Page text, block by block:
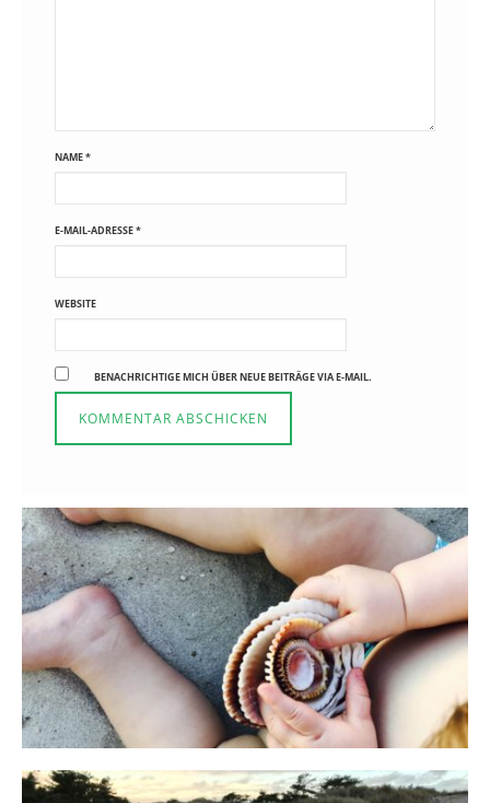
NAME*
E-MAIL-ADRESSE*
WEBSITE
BENACHRICHTIGE MICH ÜBER NEUE BEITRÄGE VIA E-MAIL.
Reisen in der Elternzeit
16. SEPTEMBER 2019